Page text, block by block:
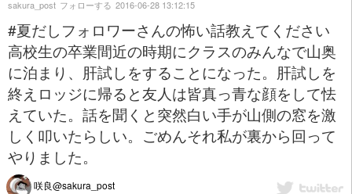
#夏だしフォロワーさんの怖い話教えてください
高校生の卒業間近の時期にクラスのみんなで山奥
に泊まり、肝試しをすることになった。肝試しを
終えロッジに帰ると友人は皆真っ青な顔をして怯
えていた。話を聞くと突然白い手が山側の窓を激
しく叩いたらしい。ごめんそれ私が裏から回って
やりました。
咲良@sakura_post
sakura_post フォローする 2016-06-28 13:12:15